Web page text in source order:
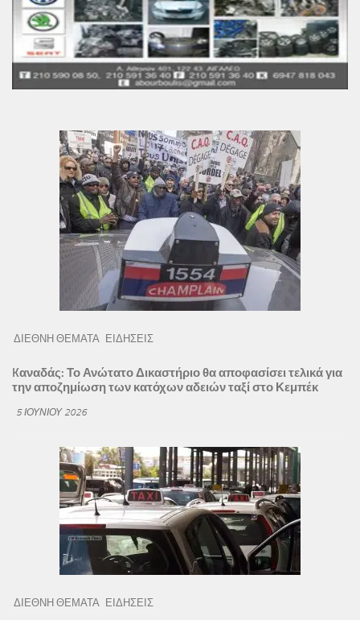
ΔΙΕΘΝΗ ΘΕΜΑΤΑ ΕΙΔΗΣΕΙΣ
Kαναδάς: Το Ανώτατο Δικαστήριο θα αποφασίσει τελικά για
την αποζημίωση των κατόχων αδειών ταξί στο Κεμπέκ
5 ΙΟΥΝΊΟΥ 2026
ΔΙΕΘΝΗ ΘΕΜΑΤΑ ΕΙΔΗΣΕΙΣ